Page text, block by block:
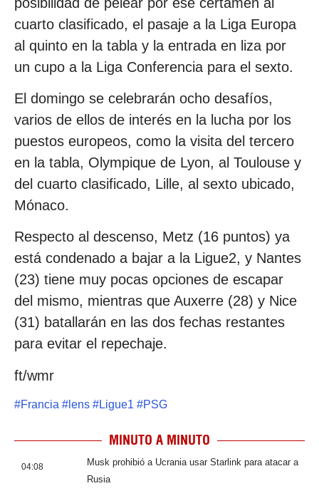
cuarto clasificado, el pasaje a la Liga Europa
al quinto en la tabla y la entrada en liza por
un cupo a la Liga Conferencia para el sexto.
El domingo se celebrarán ocho desafíos,
varios de ellos de interés en la lucha por los
puestos europeos, como la visita del tercero
en la tabla, Olympique de Lyon, al Toulouse y
del cuarto clasificado, Lille, al sexto ubicado,
Mónaco.
Respecto al descenso, Metz (16 puntos) ya
está condenado a bajar a la Ligue2, y Nantes
(23) tiene muy pocas opciones de escapar
del mismo, mientras que Auxerre (28) y Nice
(31) batallarán en las dos fechas restantes
para evitar el repechaje.
ft/wmr
#Francia # lens #Ligue1 #PSG
MINUTO A MINUTO
04:08
Musk prohibió a Ucrania usar Starlink para atacar a
Rusia